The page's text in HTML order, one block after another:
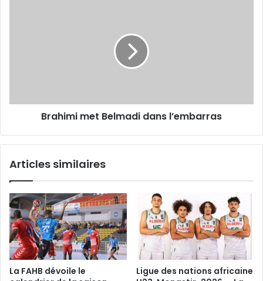
Brahimi met Belmadi dans l’embarras
Articles similaires
La FAHB dévoile le
Ligue des nations africaine